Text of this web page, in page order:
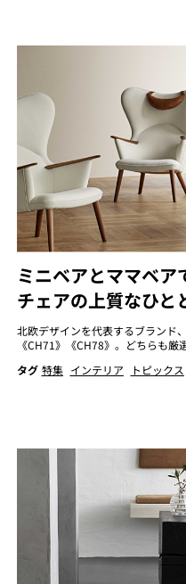
ミニベアとママベア
チェアの上質なひと
北欧デザインを代表するブランド
《CH71》《CH78》。どちらも厳
タグ 特集 インテリア
トピックス